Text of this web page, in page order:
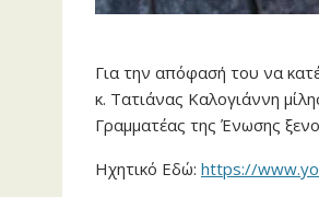
Για την απόφασή του να
κ. Τατιάνας Καλογιάννη
Γραμματέας της Ένωσης
Ηχητικό Εδώ: https://